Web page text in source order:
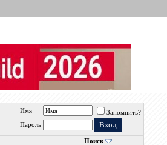
Имя
Запомнить?
Пароль
Поиск